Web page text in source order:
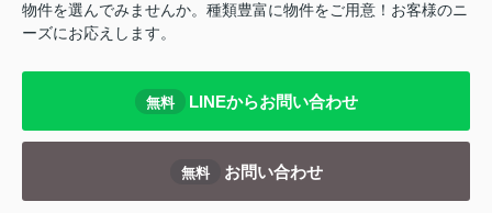
物件を選んでみませんか。種類豊富に物件をご用意！お客様のニ
ーズにお応えします。
無料 LINEからお問い合わせ
無料 お問い合わせ